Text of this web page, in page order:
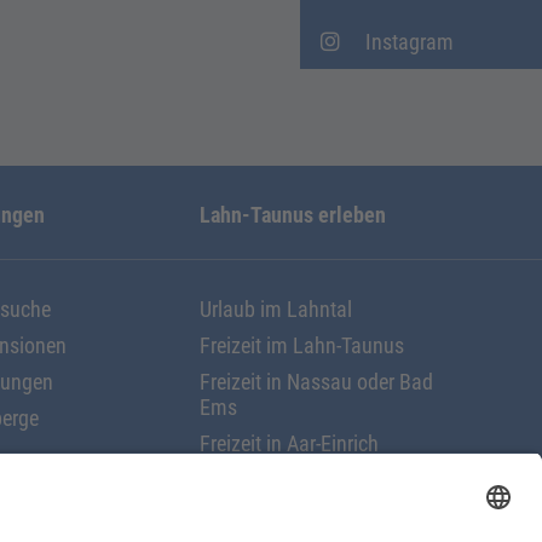
Lahn-Taunus erleben
Urlaub im Lahntal
Freizeit im Lahn-Taunus
Freizeit in Nassau oder Bad
Ems
Freizeit in Aar-Einrich
Instagram